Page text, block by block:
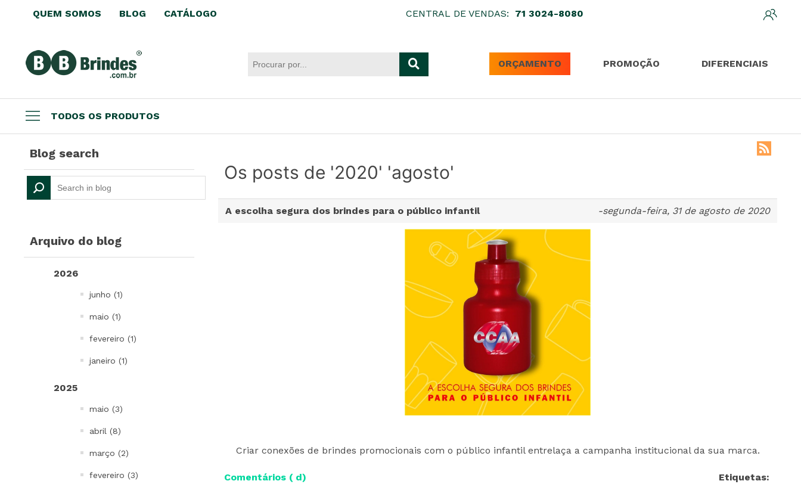
QUEM SOMOS BLOG CATÁLOGO CENTRAL DE VENDAS: 71 3024-8080
ORÇAMENTO PROMOÇÃO DIFERENCIAIS
TODOS OS PRODUTOS
Brindes por até R$3,99
Brindes Ecológicos
Copos e Taças
Squeeze Personalizado
Escritório
Bowls, Baldes e Potes
To go e Viagem
Cordões e Costurados
Blog search
Arquivo do blog
2026
junho (1)
maio (1)
fevereiro (1)
janeiro (1)
2025
maio (3)
abril (8)
março (2)
fevereiro (3)
Os posts de '2020' 'agosto'
A escolha segura dos brindes para o público infantil -segunda-feira, 31 de agosto de 2020
Criar conexões de brindes promocionais com o público infantil entrelaça a campanha institucional da sua marca.
Etiquetas:
Comentários ( d)